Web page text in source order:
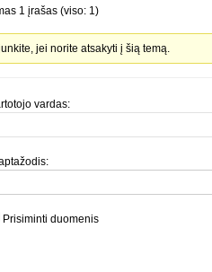
1 įrašas (viso: 1)
jei norite atsakyti į šią temą.
vardas:
Prisiminti duomenis